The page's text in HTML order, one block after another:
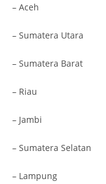
– Aceh
– Sumatera Utara
– Sumatera Barat
– Riau
– Jambi
– Sumatera Selatan
– Lampung